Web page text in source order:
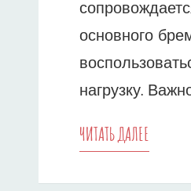
основного
нагрузку.
ЧИТАТЬ ДАЛЕЕ